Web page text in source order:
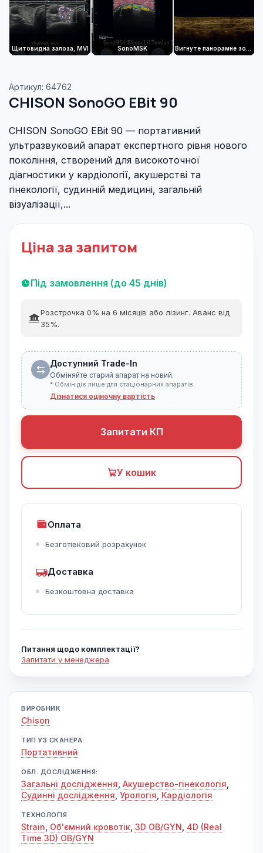
Щитовидна залоза, MVI SonoMSK
Артикул: 64762
CHISON SonoGO EBit 90
CHISON SonoGO EBit 90 — портативний
ультразвуковий апарат експертного рівня нового
покоління, створений для високоточної
діагностики у кардіології, акушерстві та
гінекології, судинній медицині, загальній
візуалізації,...
Ціна за запитом
Під замовлення (до 45 днів)
Розстрочка 0% на 6 місяців або лізинг. Аванс від
35%.
Доступний Trade-In
Обміняйте старий апарат на новий.
* Обмін діє лише для стаціонарних апаратів.
Дізнатися оціночну вартість
Запитати КП
У кошик
Оплата
Безготівковий розрахунок
Доставка
Безкоштовна доставка
Питання щодо комплектації?
Запитати у менеджера
ВИРОБНИК
Chison
ТИП УЗ СКАНЕРА:
Портативний
ОБЛ. ДОСЛІДЖЕННЯ:
Загальні дослідження Акушерство-гінекологія
Судинні дослідження Урологія Кардіологія
ТЕХНОЛОГІЯ
Strain Об'ємний кровотік 3D OB/GYN 4D (Real
Time 3D) OB/GYN